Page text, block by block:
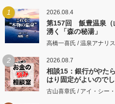
1 2026.08.4
第157回 飯豊温泉
湧く「森の秘湯」
高橋一喜氏 / 温泉アナリ
2 2026.08.7
相談15：銀行がやた
はり固定がよいので
古山喜章氏 / アイ・シー